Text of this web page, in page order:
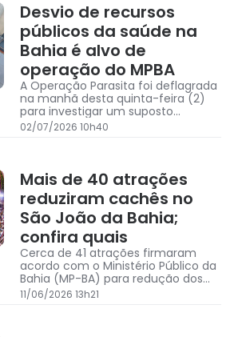
Desvio de recursos
públicos da saúde na
Bahia é alvo de
operação do MPBA
A Operação Parasita foi deflagrada
na manhã desta quinta-feira (2)
para investigar um suposto
esquema de desvio de recursos
públicos destinados à gestão do
02/07/2026 10h40
Mais de 40 atrações
reduziram cachês no
São João da Bahia;
confira quais
Cerca de 41 atrações firmaram
acordo com o Ministério Público da
Bahia (MP-BA) para redução dos
cachês no São João da Bahia de
2026.
11/06/2026 13h21